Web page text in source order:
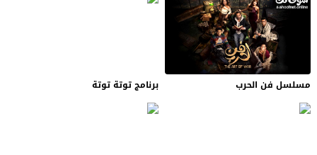
مسلسل فن الحرب برنامج توتة توتة